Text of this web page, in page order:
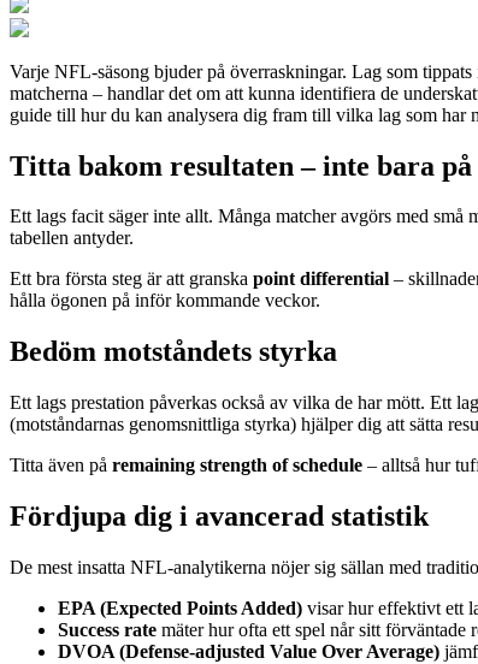
Varje NFL-säsong bjuder på överraskningar. Lag som
matcherna – handlar det om att kunna identifiera de
guide till hur du kan analysera dig fram till vilka lag som har
Titta bakom resultaten – inte bara
Ett lags facit säger inte allt. Många matcher avgörs med
tabellen antyder.
Ett bra första steg är att granska point differential –
hålla ögonen på inför kommande veckor.
Bedöm motståndets styrka
Ett lags prestation påverkas också av vilka de har mött. Ett
(motståndarnas genomsnittliga styrka) hjälper dig att sätta
Titta även på remaining strength of schedule – alltså hur
Fördjupa dig i avancerad statistik
De mest insatta NFL-analytikerna nöjer sig sällan med
EPA (Expected Points Added) visar hur effektivt ett
Success rate mäter hur ofta ett spel når sitt
DVOA (Defense-adjusted Value Over Average)